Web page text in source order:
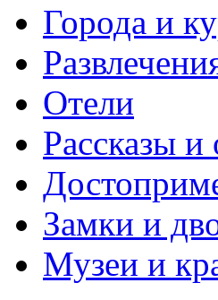
Города и
Отели
Рассказы и
Замки и
Музеи и